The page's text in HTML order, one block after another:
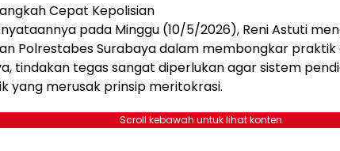
Cepat Kepolisian
pada Minggu (10/5/2026), Reni Astuti
Polrestabes Surabaya dalam membongkar
tindakan tegas sangat diperlukan agar sistem
yang merusak prinsip meritokrasi.
Scroll kebawah untuk lihat konten